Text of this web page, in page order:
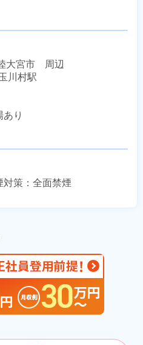
大宮市　周辺
川村駅
り
策：全面禁煙